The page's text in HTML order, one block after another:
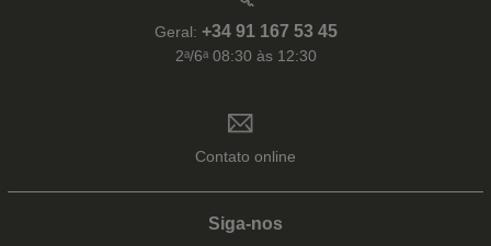
Geral: +34 91 167 53 45
2ᵃ/6ᵃ 08:30 às 12:30
Contato online
Siga-nos